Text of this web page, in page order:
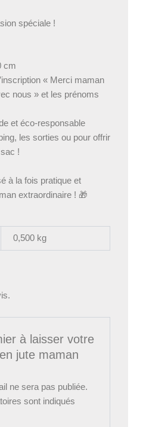
spéciale !
cm
« Merci maman
nous » et les prénoms
et éco-responsable
les sorties ou pour offrir
!
à la fois pratique et
extraordinaire ! 🎁
0,500 kg
à laisser votre
jute maman
ne sera pas publiée.
sont indiqués